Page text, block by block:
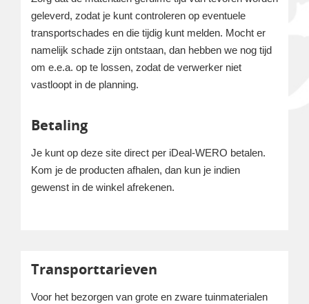
geleverd, zodat je kunt controleren op eventuele
transportschades en die tijdig kunt melden. Mocht er
namelijk schade zijn ontstaan, dan hebben we nog tijd
om e.e.a. op te lossen, zodat de verwerker niet
vastloopt in de planning.
Betaling
Je kunt op deze site direct per iDeal-WERO betalen.
Kom je de producten afhalen, dan kun je indien
gewenst in de winkel afrekenen.
Transporttarieven
Voor het bezorgen van grote en zware tuinmaterialen